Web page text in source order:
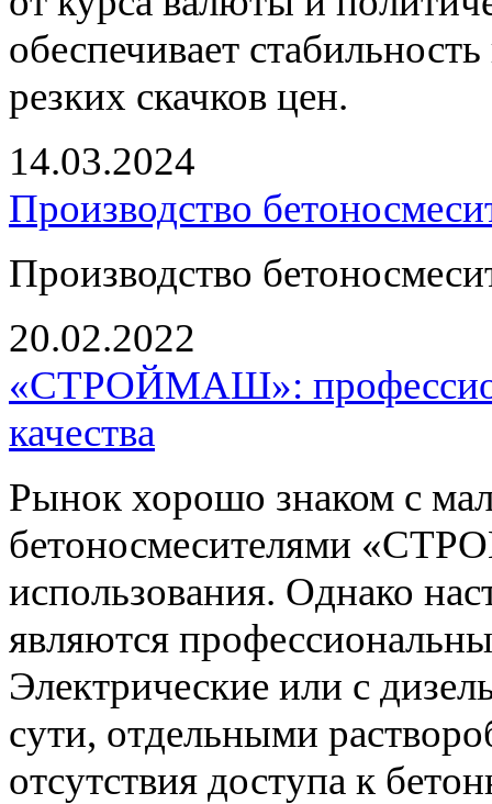
обеспечивает
резких скачков цен.
14.03.2024
Производство
Производство
20.02.2022
«СТРОЙМАШ»:
качества
Рынок хорошо знаком с
бетоносмесителями
использования. Однако
являются
Электрические или с
сути, отдельными
отсутствия доступа к